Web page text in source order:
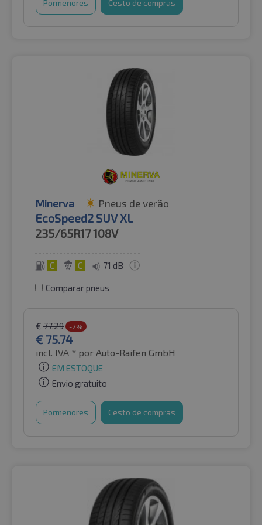
Pormenores Cesto de compras
Minerva Pneus de verão
EcoSpeed2 SUV XL
235/65R17108V
C C 71 dB
Comparar pneus
€ 77.29 -2%
€ 75.74
incl. IVA * por Auto-Raifen GmbH
EM ESTOQUE
Envio gratuito
Pormenores Cesto de compras